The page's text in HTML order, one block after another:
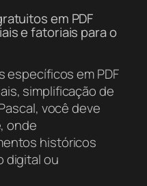
em PDF
e fatoriais para o
específicos em PDF
simplificação de
você deve
onde
históricos
digital ou